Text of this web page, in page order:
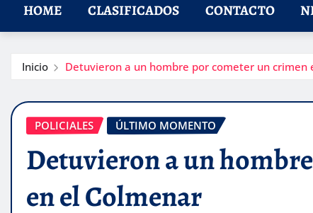
HOME CLASIFICADOS CONTACTO
Inicio Detuvieron a un hombre por cometer un crimen
POLICIALES ÚLTIMO MOMENTO
Detuvieron a un
en el Colmenar